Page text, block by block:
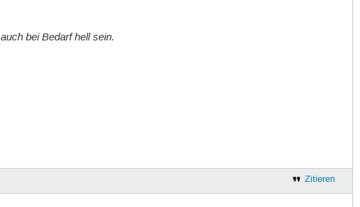
bei Bedarf hell sein.
Zitieren